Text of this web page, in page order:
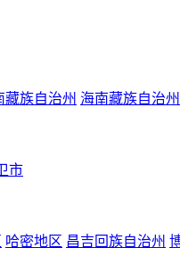
藏族自治州 海南藏族自治州
市
哈密地区 昌吉回族自治州